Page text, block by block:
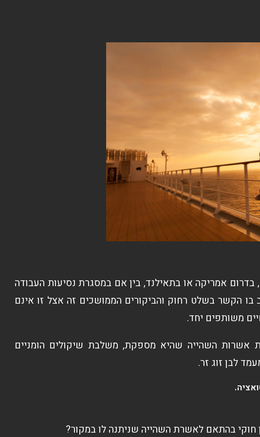
אמריקה או בתאילנד, בין אם במסגרת נסיעות העבודה
הקשר בשלט רחוק והביקורים הממושכים זה אצל זו אינם
משותפים יחד.
אשרות השהייה שהיא מספקת, משלבת שיקולים הומניים
לבן זוג זר.
חוקי בהתאם לאשרת השהייה שניתנה לו במקור?